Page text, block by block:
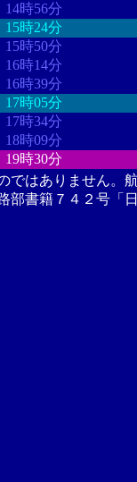
14時56分
15時24分
15時50分
16時14分
16時39分
17時05分
17時34分
18時09分
19時30分
ではありません。
部書籍７４２号「